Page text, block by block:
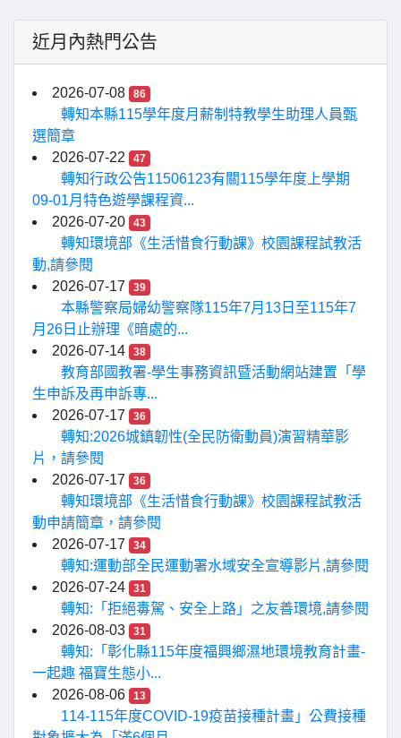
近月內熱門公告
2026-07-08 86
轉知本縣115學年度月薪制特教學生助理人員甄
選簡章
2026-07-22
47
轉知行政公告11506123有關115學年度上學期
09-01月特色遊學課程資...
2026-07-20
43
轉知環境部《生活惜食行動課》校園課程試教活
動,請參閱
2026-07-17
39
本縣警察局婦幼警察隊115年7月13日至115年7
月26日止辦理《暗處的...
2026-07-14
38
教育部國教署-學生事務資訊暨活動網站建置「學
生申訴及再申訴專...
2026-07-17
36
轉知:2026城鎮韌性(全民防衛動員)演習精華影
片，請參閱
2026-07-17
36
轉知環境部《生活惜食行動課》校園課程試教活
動申請簡章，請參閱
2026-07-17
34
轉知:運動部全民運動署水域安全宣導影片,請參閱
2026-07-24
31
轉知:「拒絕毒駕、安全上路」之友善環境,請參閱
2026-08-03
31
轉知:「彰化縣115年度福興鄉濕地環境教育計畫-
一起趣 福寶生態小...
2026-08-06
13
114-115年度COVID-19疫苗接種計畫」公費接種